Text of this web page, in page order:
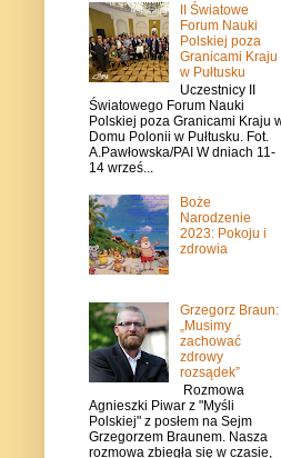
II Światowe
Forum Nauki
Polskiej poza
Granicami Kraju
w Pułtusku
Uczestnicy II
Światowego Forum Nauki
Polskiej poza Granicami Kraju
Domu Polonii w Pułtusku. Fot.
A.Pawłowska/PAI W dniach 11-
14 wrześ...
Boże
Narodzenie
2023: Pokoju i
zdrowia
Grzegorz Braun:
„Musimy
zachować
zdrowy
rozsądek”
Rozmowa
Agnieszki Piwar z "Myśli
Polskiej" z posłem na Sejm
Grzegorzem Braunem. Nasza
rozmowa zbiegła się w czasie,